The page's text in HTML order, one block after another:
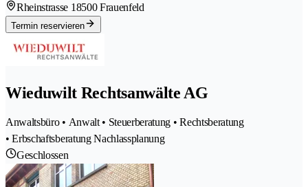
Rheinstrasse 18500 Frauenfeld
Termin reservieren
Wieduwilt Rechtsanwälte AG
Anwaltsbüro • Anwalt • Steuerberatung • Rechtsberatung
• Erbschaftsberatung Nachlassplanung
Geschlossen